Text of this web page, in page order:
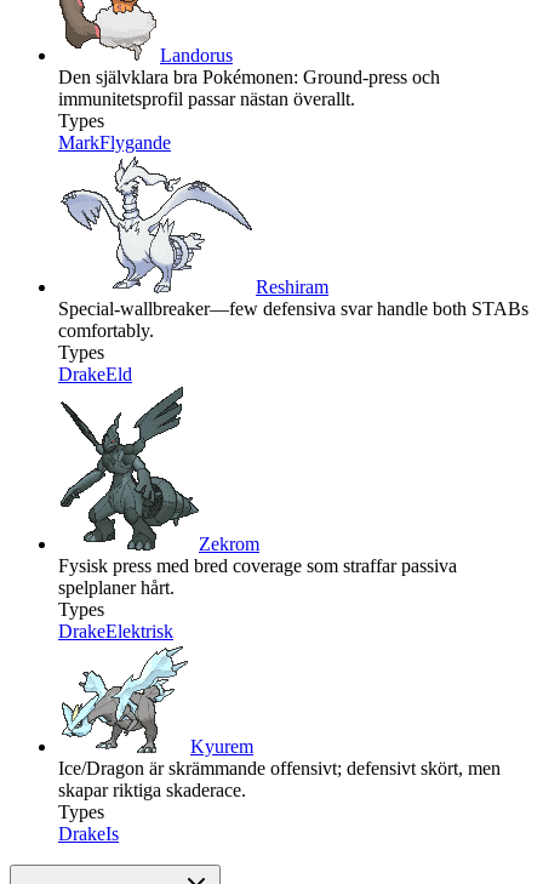
Landorus
Den självklara bra Pokémonen: Ground-press och
immunitetsprofil passar nästan överallt.
Types
MarkFlygande
Reshiram
Special-wallbreaker—few defensiva svar handle both STABs
comfortably.
Types
DrakeEld
Zekrom
Fysisk press med bred coverage som straffar passiva
spelplaner hårt.
Types
DrakeElektrisk
Kyurem
Ice/Dragon är skrämmande offensivt; defensivt skört, men
skapar riktiga skaderace.
Types
DrakeIs